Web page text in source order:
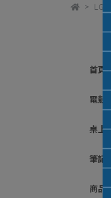
首頁
電競
桌上
筆記
商品